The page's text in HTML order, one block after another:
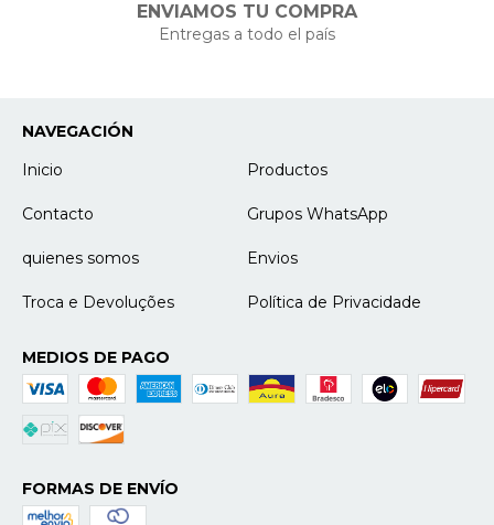
ENVIAMOS TU COMPRA
Entregas a todo el país
NAVEGACIÓN
Inicio
Productos
Contacto Grupos WhatsApp
quienes somos Envios
Troca e Devoluções Política de Privacidade
MEDIOS DE PAGO
FORMAS DE ENVÍO